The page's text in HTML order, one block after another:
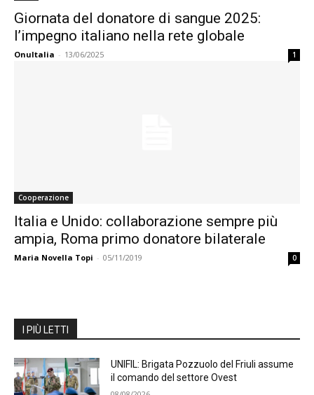
Giornata del donatore di sangue 2025:
l’impegno italiano nella rete globale
OnuItalia - 13/06/2025 1
Cooperazione
Italia e Unido: collaborazione sempre più
ampia, Roma primo donatore bilaterale
Maria Novella Topi - 05/11/2019 0
I PIÙ LETTI
UNIFIL: Brigata Pozzuolo del Friuli assume
il comando del settore Ovest